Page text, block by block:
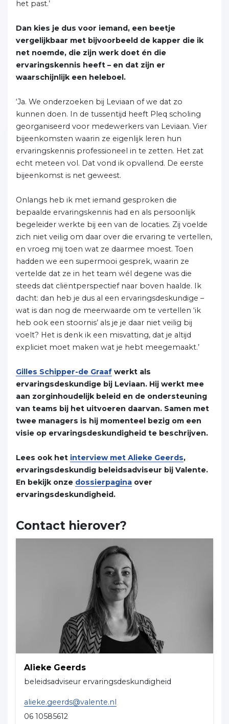
het past.’
Dan kies je dus voor iemand, een beetje
vergelijkbaar met bijvoorbeeld de kapper die ik
net noemde, die zijn werk doet én die
ervaringskennis heeft – en dat zijn er
waarschijnlijk een heleboel.
‘Ja. We onderzoeken bij Leviaan of we dat zo
kunnen doen. In de tussentijd heeft Pleq scholing
georganiseerd voor medewerkers van Leviaan. Vier
bijeenkomsten waarin ze eigenlijk leren hun
ervaringskennis professioneel in te zetten. Het zat
echt meteen vol. Dat vond ik opvallend. De eerste
bijeenkomst is net geweest.
Onlangs heb ik met iemand gesproken die
bepaalde ervaringskennis had en als persoonlijk
begeleider werkte bij een van de locaties. Zij voelde
zich niet veilig om daar over die ervaring te vertellen,
en vroeg mij toen wat ze daarmee moest. Toen
hadden we een supermooi gesprek, waarin ze
vertelde dat ze in het team wél degene was die
steeds dat cliëntperspectief naar boven haalde. Ik
dacht: dan heb je dus al een ervaringsdeskundige –
wat is dan nog de meerwaarde om te vertellen ‘ik
heb ook een stoornis’ als je je daar niet veilig bij
voelt? Het is denk ik een misvatting, dat je altijd
expliciet moet maken wat je hebt meegemaakt.’
Gilles Schipper-de Graaf werkt als
ervaringsdeskundige bij Leviaan. Hij werkt mee
aan zorginhoudelijk beleid en de ondersteuning
van teams bij het uitvoeren daarvan. Samen met
twee managers is hij momenteel bezig om een
visie op ervaringsdeskundigheid te beschrijven.
Lees ook het interview met Alieke Geerds,
ervaringsdeskundig beleidsadviseur bij Valente.
En bekijk onze dossierpagina over
ervaringsdeskundigheid.
Contact hierover?
Alieke Geerds
beleidsadviseur ervaringsdeskundigheid
alieke.geerds@valente.nl
06 10585612